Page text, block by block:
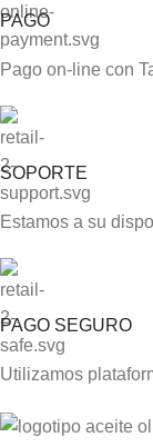
PAGO
Pago on-line con
SOPORTE
Estamos a su
PAGO SEGURO
Utilizamos